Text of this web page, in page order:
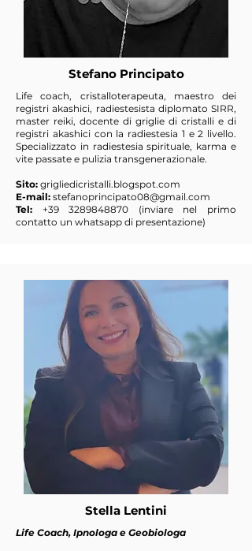
Stefano Principato
Life coach, cristalloterapeuta, maestro dei
registri akashici, radiestesista diplomato SIRR,
master reiki, docente di griglie di cristalli e di
registri akashici con la radiestesia 1 e 2 livello.
Specializzato in radiestesia spirituale, karma e
vite passate e pulizia transgenerazionale.
Sito: grigliedicristalli.blogspot.com
E-mail: stefanoprincipato08@gmail.com
Tel: +39 3289848870 (inviare nel primo
contatto un whatsapp di presentazione)
Stella Lentini
Life Coach, Ipnologa e Geobiologa